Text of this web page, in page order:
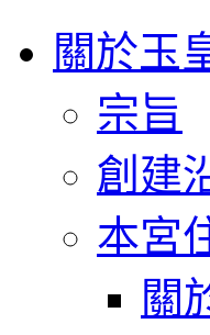
關於玉
宗旨
創建
本宮
關